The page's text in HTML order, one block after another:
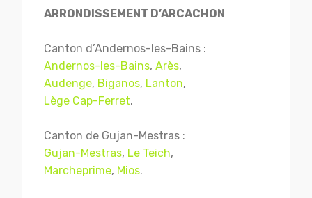
ARRONDISSEMENT D’ARCACHON
Canton d’Andernos-les-Bains :
Andernos-les-Bains, Arès,
Audenge, Biganos, Lanton,
Lège Cap-Ferret.
Canton de Gujan-Mestras :
Gujan-Mestras, Le Teich,
Marcheprime, Mios.